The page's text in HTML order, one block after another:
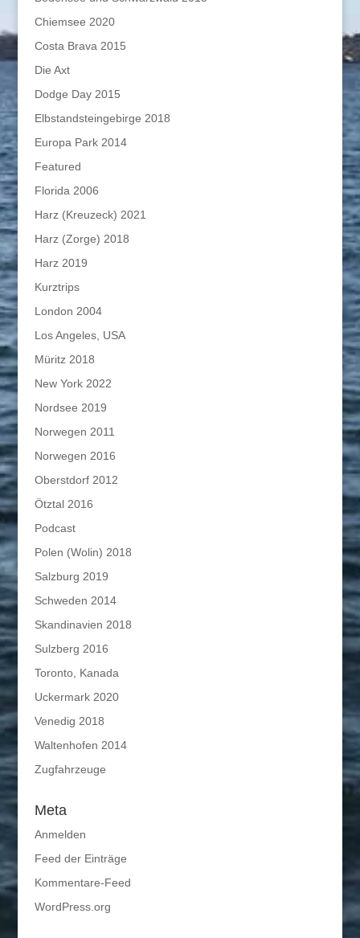
Chiemsee 2020
Costa Brava 2015
Die Axt
Dodge Day 2015
Elbstandsteingebirge 2018
Europa Park 2014
Featured
Florida 2006
Harz (Kreuzeck) 2021
Harz (Zorge) 2018
Harz 2019
Kurztrips
London 2004
Los Angeles, USA
Müritz 2018
New York 2022
Nordsee 2019
Norwegen 2011
Norwegen 2016
Oberstdorf 2012
Ötztal 2016
Podcast
Polen (Wolin) 2018
Salzburg 2019
Schweden 2014
Skandinavien 2018
Sulzberg 2016
Toronto, Kanada
Uckermark 2020
Venedig 2018
Waltenhofen 2014
Zugfahrzeuge
Meta
Anmelden
Feed der Einträge
Kommentare-Feed
WordPress.org